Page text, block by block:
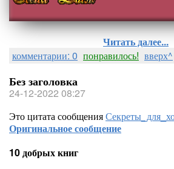
Читать далее...
комментарии: 0 понравилось! вверх^
Без заголовка
24-12-2022 08:27
Это цитата сообщения
Оригинальное сообщение
10 добрых книг